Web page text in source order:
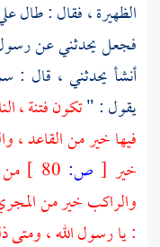
الظهيرة ، فقال : طال
فجعل يحدثني عن رسول
أنشأ يحدثني ، قال :
يقول : "تكون فتنة ،
فيها خير من القاعد ،
خير [ ص:
والراكب خير من
: يا رسول الله ،